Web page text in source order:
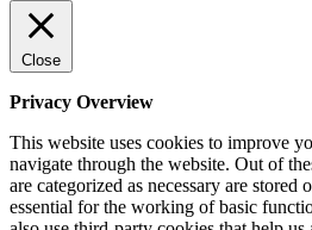
Close
Privacy Overview
This website uses cookies to improve
navigate through the website. Out of
are categorized as necessary are stored
essential for the working of basic